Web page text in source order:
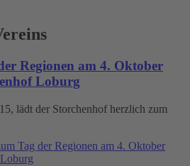
Regionen am 4. Oktober
Loburg
lädt der Storchenhof herzlich zum
Tag der Regionen am 4. Oktober